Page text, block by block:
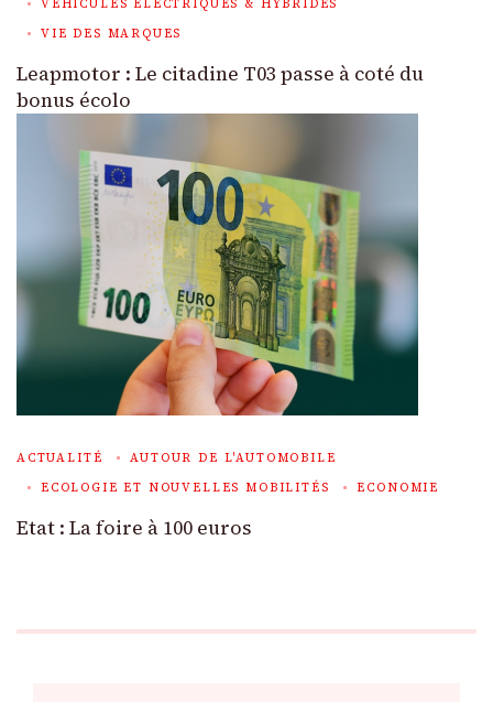
VÉHICULES ÉLECTRIQUES & HYBRIDES
VIE DES MARQUES
Leapmotor : Le citadine T03 passe à coté du
bonus écolo
ACTUALITÉ
AUTOUR DE L'AUTOMOBILE
ECOLOGIE ET NOUVELLES MOBILITÉS
ECONOMIE
Etat : La foire à 100 euros